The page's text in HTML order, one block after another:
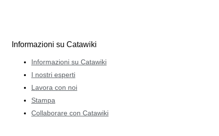
Informazioni su Catawiki
Informazioni su Catawiki
I nostri esperti
Lavora con noi
Stampa
Collaborare con Catawiki